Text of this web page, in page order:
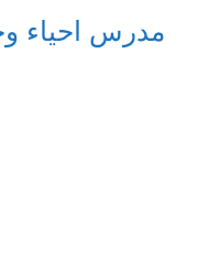
مدرس احياء